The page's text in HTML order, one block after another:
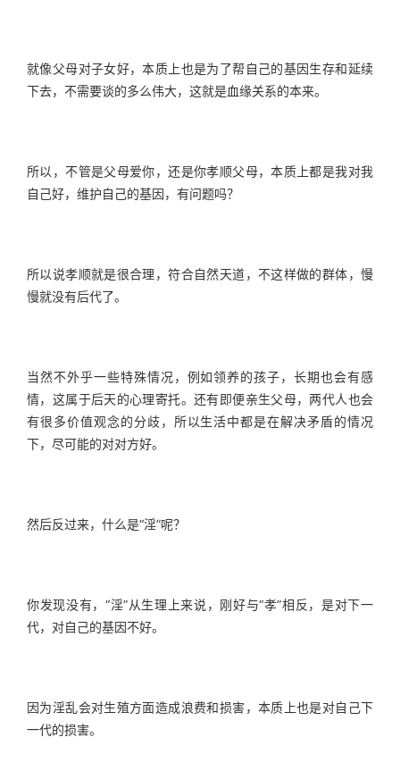
就像父母对子女好，本质上也是为了帮自己的基因生存和延续
下去，不需要谈的多么伟大，这就是血缘关系的本来。
所以，不管是父母爱你，还是你孝顺父母，本质上都是我对我
自己好，维护自己的基因，有问题吗？
所以说孝顺就是很合理，符合自然天道，不这样做的群体，慢
慢就没有后代了。
当然不外乎一些特殊情况，例如领养的孩子，长期也会有感
情，这属于后天的心理寄托。还有即便亲生父母，两代人也会
有很多价值观念的分歧，所以生活中都是在解决矛盾的情况
下，尽可能的对对方好。
然后反过来，什么是“淫”呢？
你发现没有，“淫”从生理上来说，刚好与“孝”相反，是对下一
代，对自己的基因不好。
因为淫乱会对生殖方面造成浪费和损害，本质上也是对自己下
一代的损害。